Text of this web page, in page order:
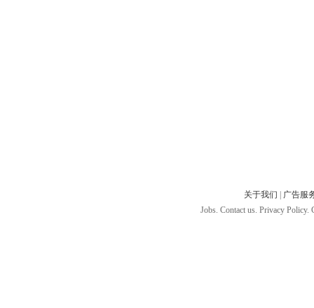
关于我们
广告服
Jobs. Contact us. Privacy